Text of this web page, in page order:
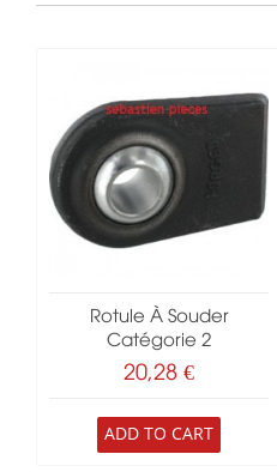
Rotule À Souder
Catégorie 2
20,28 €
ADD TO CART